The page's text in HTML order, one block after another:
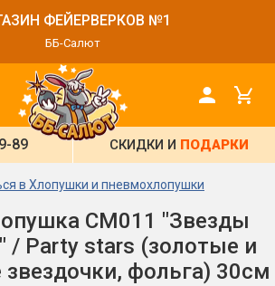
ФЕЙЕРВЕРКОВ №1
ББ-Салют
89 СКИДКИ И ПОДАРКИ
в Хлопушки и пневмохлопушки
CM011 "Звезды
/ Party stars (золотые и
фольга) 30см